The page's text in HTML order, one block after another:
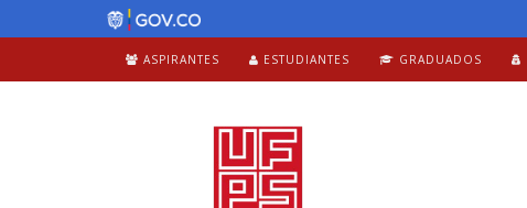
ASPIRANTES ESTUDIANTES GRADUADOS